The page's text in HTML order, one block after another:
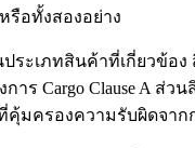
รือทั้งสองอย่าง
ประเภทสินค้าที่เกี่ยวข้อ
การ Cargo Clause A ส่ว
คุ้มครองความรับผิดจาก